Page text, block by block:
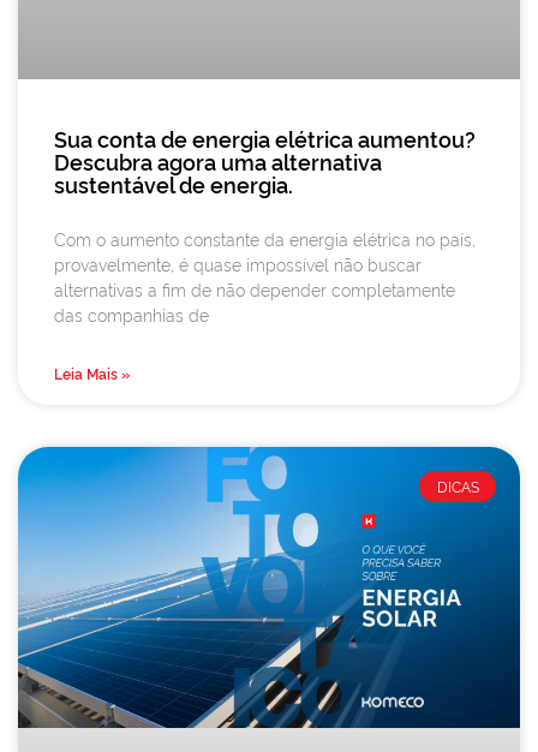
Sua conta de energia elétrica aumentou?
Descubra agora uma alternativa
sustentável de energia.
Com o aumento constante da energia elétrica no país,
provavelmente, é quase impossível não buscar
alternativas a fim de não depender completamente
das companhias de
Leia Mais »
DICAS